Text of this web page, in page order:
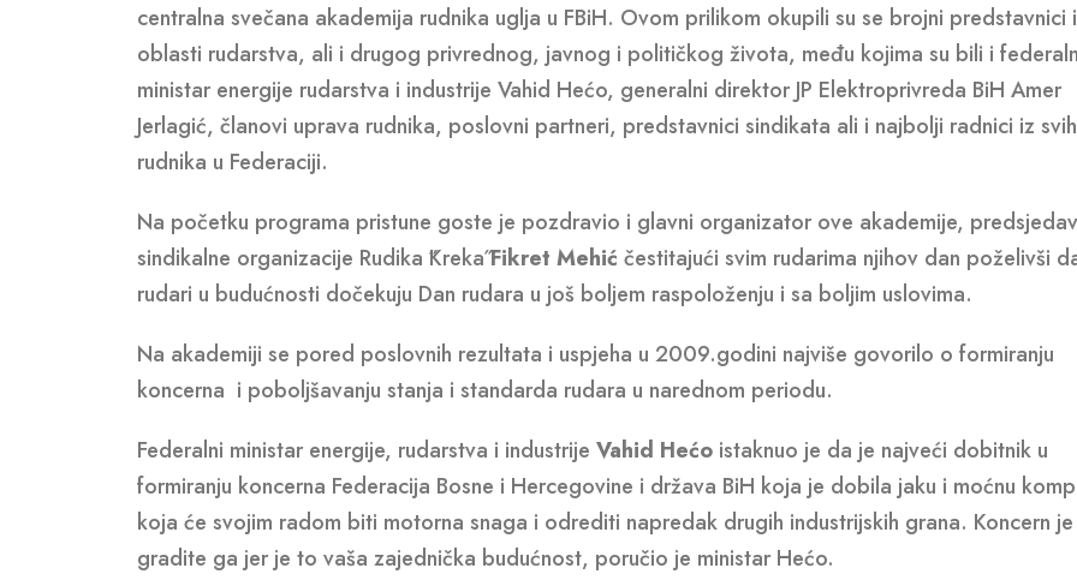
centralna svečana akademija rudnika uglja u FBiH. Ovom prilikom okupili su se brojni predstavnici
oblasti rudarstva, ali i drugog privrednog, javnog i političkog života, među kojima su bili i
ministar energije rudarstva i industrije Vahid Hećo, generalni direktor JP Elektroprivreda BiH Amer
Jerlagić, članovi uprava rudnika, poslovni partneri, predstavnici sindikata ali i najbolji radnici iz svih
rudnika u Federaciji.
Na početku programa pristune goste je pozdravio i glavni organizator ove akademije,
sindikalne organizacije Rudika ˝Kreka˝Fikret Mehić čestitajući svim rudarima njihov dan poželivši
rudari u budućnosti dočekuju Dan rudara u još boljem raspoloženju i sa boljim uslovima.
Na akademiji se pored poslovnih rezultata i uspjeha u 2009.godini najviše govorilo o formiranju
koncerna i poboljšavanju stanja i standarda rudara u narednom periodu.
Federalni ministar energije, rudarstva i industrije Vahid Hećo istaknuo je da je najveći dobitnik u
formiranju koncerna Federacija Bosne i Hercegovine i država BiH koja je dobila jaku i moćnu
koja će svojim radom biti motorna snaga i odrediti napredak drugih industrijskih grana. Koncern
gradite ga jer je to vaša zajednička budućnost, poručio je ministar Hećo.